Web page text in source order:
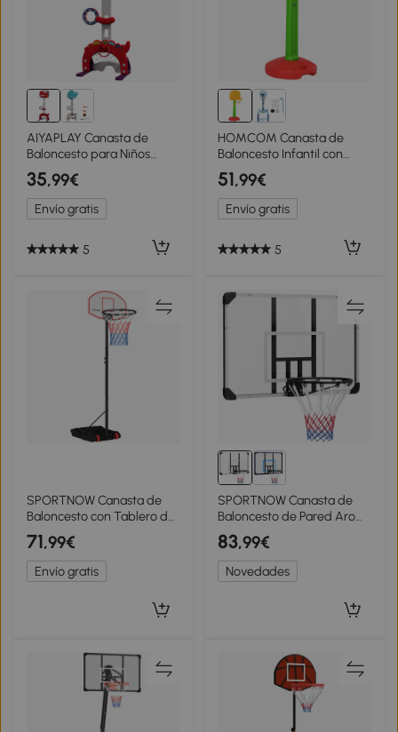
AIYAPLAY Canasta de
Baloncesto para Niños
Altura Ajustable con Fútbol ​​
Golf Lazo Juego de
Lanzamiento de Pelota
Rojo
35,99€
Envío gratis
5
HOMCOM Canasta de
Baloncesto Infantil con
Altura Ajustable 2 Pelotas y
Bomba de Aire para Niños
+3 Años Juguetes
Deportivos en Interiores y
160 cm Multicolor
51,99€
Envío gratis
5
SPORTNOW Canasta de
Baloncesto con Tablero de
Dardos Altura Ajustable
Base Rellenable y Ruedas
74x55x210-247 cm Negro
71,99€
Envío gratis
SPORTNOW Canasta de
Baloncesto de Pared Aro
de Baloncesto con Red y
Marco de Acero para
Exterior 113x61x73 cm
Blanco y Negro
83,99€
Novedades